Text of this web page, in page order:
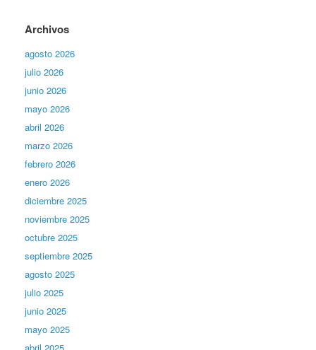
Archivos
agosto 2026
julio 2026
junio 2026
mayo 2026
abril 2026
marzo 2026
febrero 2026
enero 2026
diciembre 2025
noviembre 2025
octubre 2025
septiembre 2025
agosto 2025
julio 2025
junio 2025
mayo 2025
abril 2025